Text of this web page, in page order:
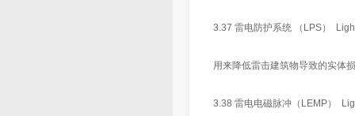
3.37 雷电防护系统 （LPS）
用来降低雷击建筑物导致的实体
3.38 雷电电磁脉冲（LEMP）